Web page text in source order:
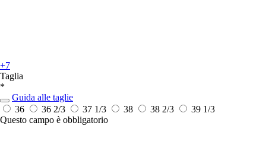
+7
Taglia
*
Guida alle taglie
36
36 2/3 37 1/3 38 38 2/3
39 1/3
Questo campo è obbligatorio